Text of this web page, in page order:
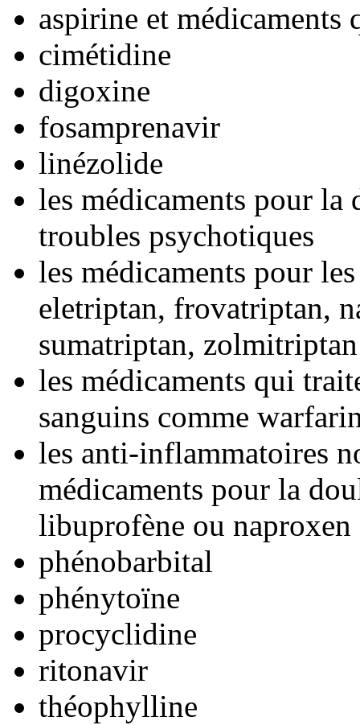
aspirine et médicaments
cimétidine
digoxine
fosamprenavir
linézolide
les médicaments pour la
troubles psychotiques
les médicaments pour
eletriptan, frovatriptan,
sumatriptan, zolmitriptan
les médicaments qui
sanguins comme
les anti-inflammatoires
médicaments pour la
libuprofène ou naproxen
phénobarbital
phénytoïne
procyclidine
ritonavir
théophylline